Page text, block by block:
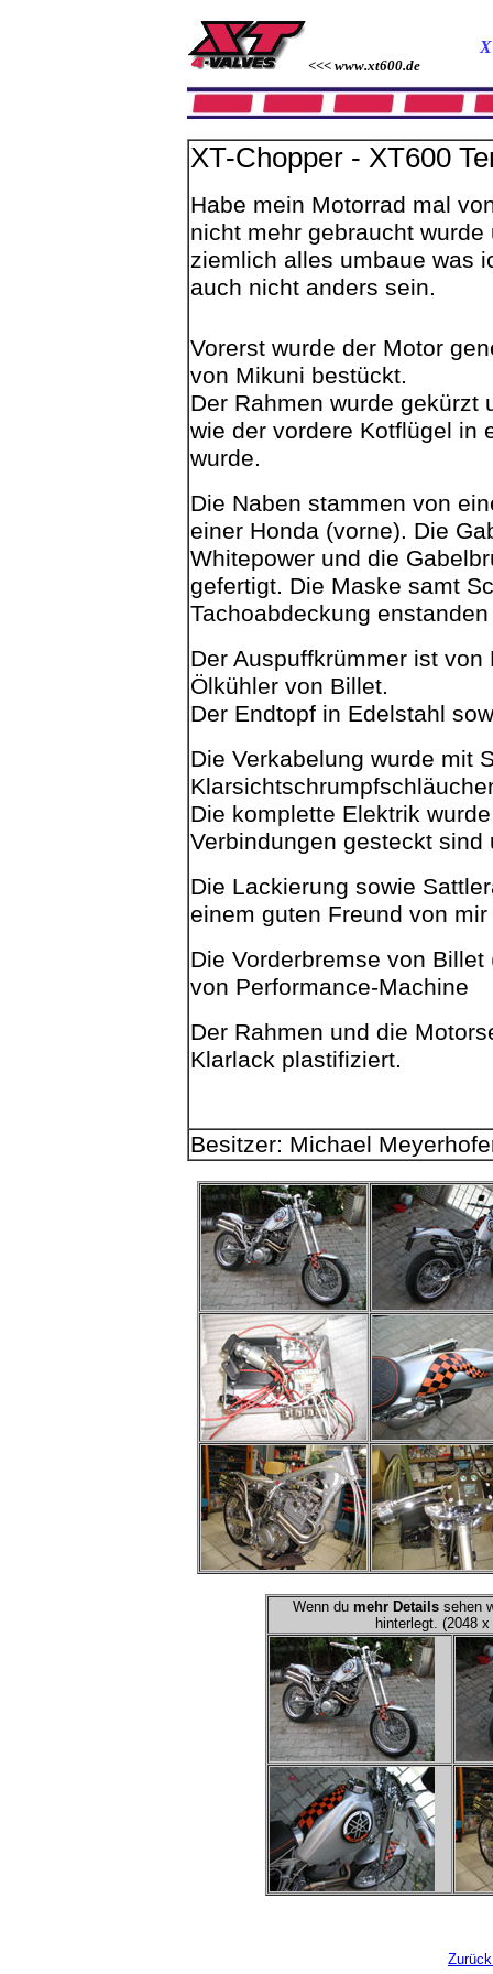
<<< www.xt600.de
XT-Chopper - XT600
Habe mein Motorrad mal
nicht mehr gebraucht
ziemlich alles umbaue was
auch nicht anders sein.
Vorerst wurde der Motor
von Mikuni bestückt.
Der Rahmen wurde gekürzt
wie der vordere Kotflügel in
wurde.
Die Naben stammen von
einer Honda (vorne). Die
Whitepower und die
gefertigt. Die Maske samt
Tachoabdeckung enstanden
Der Auspuffkrümmer ist von
Ölkühler von Billet.
Der Endtopf in Edelstahl
Die Verkabelung wurde mit
Die komplette Elektrik
Verbindungen gesteckt
Die Lackierung sowie
einem guten Freund von
Die Vorderbremse von
von Performance-Machine
Der Rahmen und die
Klarlack plastifiziert.
Besitzer: Michael
Wenn du mehr Details sehen
hinterlegt. (2048